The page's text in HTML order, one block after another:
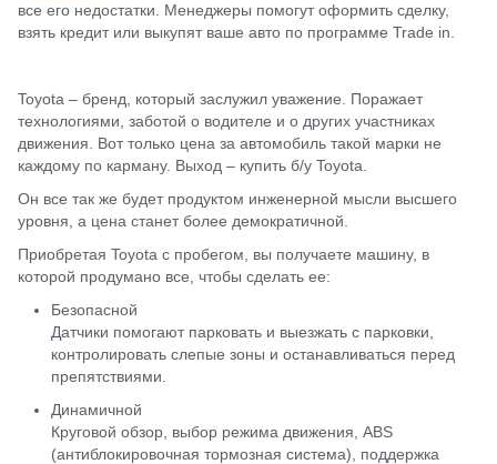
все его недостатки. Менеджеры помогут оформить сделку,
взять кредит или выкупят ваше авто по программе Trade in.
Toyota – бренд, который заслужил уважение. Поражает
технологиями, заботой о водителе и о других участниках
движения. Вот только цена за автомобиль такой марки не
каждому по карману. Выход – купить б/у Toyota.
Он все так же будет продуктом инженерной мысли высшего
уровня, а цена станет более демократичной.
Приобретая Toyota с пробегом, вы получаете машину, в
которой продумано все, чтобы сделать ее:
Безопасной
Датчики помогают парковать и выезжать с парковки,
контролировать слепые зоны и останавливаться перед
препятствиями.
Динамичной
Круговой обзор, выбор режима движения, ABS
(антиблокировочная тормозная система), поддержка